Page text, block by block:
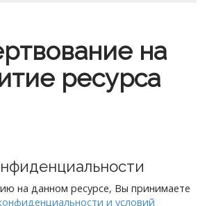
на
ресурса
на данном ресурсе, Вы принимаете
и условий